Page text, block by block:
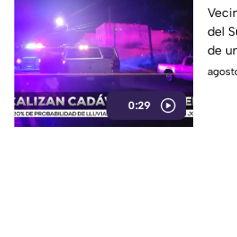
0:29
Sur
del
de
vía